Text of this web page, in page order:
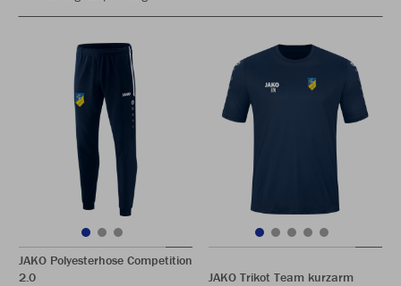
JAKO Polyesterhose Competition
2.0
JAKO Trikot Team kurzarm